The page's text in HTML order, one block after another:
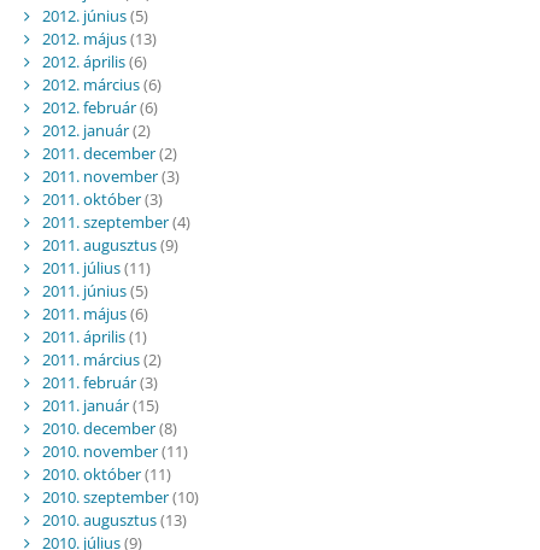
2012. június(5)
2012. május(13)
2012. április(6)
2012. március(6)
2012. február(6)
2012. január(2)
2011. december(2)
2011. november(3)
2011. október(3)
2011. szeptember(4)
2011. augusztus(9)
2011. július(11)
2011. június(5)
2011. május(6)
2011. április(1)
2011. március(2)
2011. február(3)
2011. január(15)
2010. december(8)
2010. november(11)
2010. október(11)
2010. szeptember(10)
2010. augusztus(13)
2010. július(9)